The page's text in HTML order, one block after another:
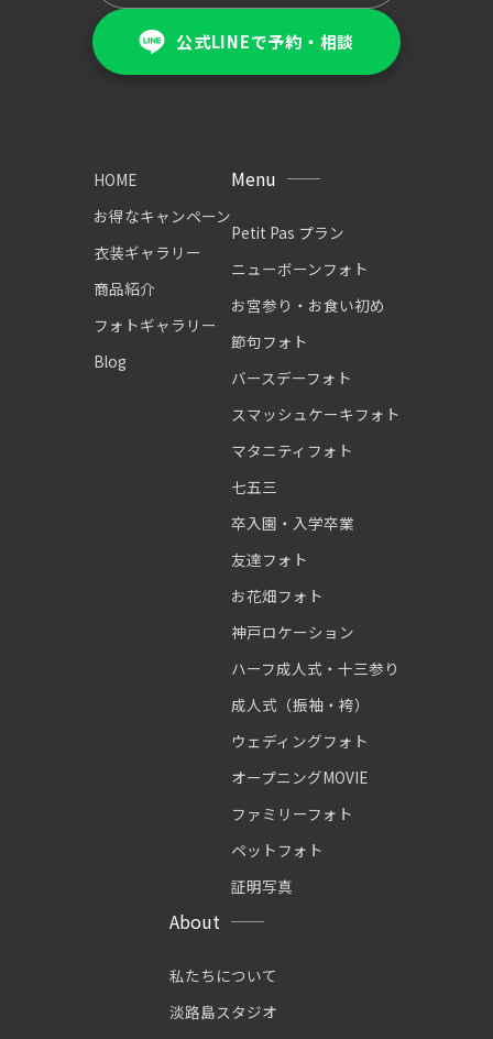
公式LINEで予約・相談
HOME
お得なキャンペーン
衣装ギャラリー
商品紹介
フォトギャラリー
Blog
Menu
Petit Pas プラン
ニューボーンフォト
お宮参り・お食い初め
節句フォト
バースデーフォト
スマッシュケーキフォト
マタニティフォト
七五三
卒入園・入学卒業
友達フォト
お花畑フォト
神戸ロケーション
ハーフ成人式・十三参り
成人式（振袖・袴）
ウェディングフォト
オープニングMOVIE
ファミリーフォト
ペットフォト
証明写真
About
私たちについて
淡路島スタジオ